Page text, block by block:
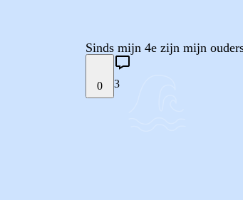
Sinds mijn 4e zijn mijn
0 3